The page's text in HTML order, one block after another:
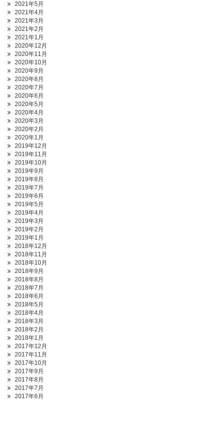
2021年5月
2021年4月
2021年3月
2021年2月
2021年1月
2020年12月
2020年11月
2020年10月
2020年9月
2020年8月
2020年7月
2020年6月
2020年5月
2020年4月
2020年3月
2020年2月
2020年1月
2019年12月
2019年11月
2019年10月
2019年9月
2019年8月
2019年7月
2019年6月
2019年5月
2019年4月
2019年3月
2019年2月
2019年1月
2018年12月
2018年11月
2018年10月
2018年9月
2018年8月
2018年7月
2018年6月
2018年5月
2018年4月
2018年3月
2018年2月
2018年1月
2017年12月
2017年11月
2017年10月
2017年9月
2017年8月
2017年7月
2017年6月